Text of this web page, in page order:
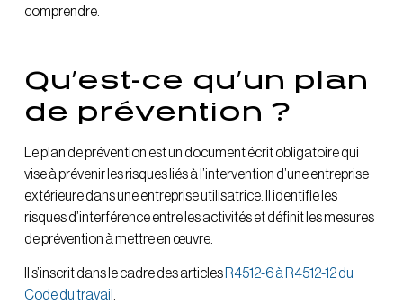
comprendre.
Qu’est-ce qu’un plan
de prévention ?
Le plan de prévention est un document écrit obligatoire qui
vise à prévenir les risques liés à l’intervention d’une entreprise
extérieure dans une entreprise utilisatrice. Il identifie les
risques d’interférence entre les activités et définit les mesures
de prévention à mettre en œuvre.
Il s’inscrit dans le cadre des articles R4512-6 à R4512-12 du
Code du travail .